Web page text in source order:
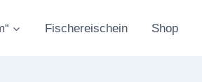
Fischereischein Shop